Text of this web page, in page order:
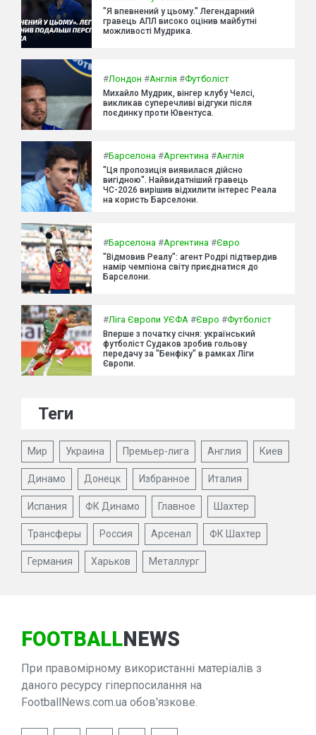
"Я впевнений у цьому." Легендарний
гравець АПЛ високо оцінив майбутні
можливості Мудрика.
#Лондон #Англія #Футболіст
Михайло Мудрик, вінгер клубу Челсі,
викликав суперечливі відгуки після
поєдинку проти Ювентуса.
#Барселона #Аргентина #Англія
"Ця пропозиція виявилася дійсно
вигідною". Найвидатніший гравець
ЧС-2026 вирішив відхилити інтерес Реала
на користь Барселони.
#Барселона #Аргентина #Євро
"Відмовив Реалу": агент Родрі підтвердив
намір чемпіона світу приєднатися до
Барселони.
#Ліга Європи УЄФА #Євро #Футболіст
Вперше з початку січня: український
футболіст Судаков зробив гольову
передачу за "Бенфіку" в рамках Ліги
Європи.
Теги
Мир Украина Премьер-лига Англия Киев
Динамо Донецк Избранное Италия
Испания ФК Динамо Главное Шахтер
Трансферы Россия Арсенал ФК Шахтер
Германия Харьков Металлург
FOOTBALLNEWS
При правомірному використанні матеріалів з
даного ресурсу гіперпосилання на
FootballNews.com.ua обов'язкове.